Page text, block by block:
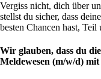
Vergiss nicht, dich über
stellst du sicher, dass
besten Chancen hast, Teil
Wir glauben, dass du
Meldewesen (m/w/d)